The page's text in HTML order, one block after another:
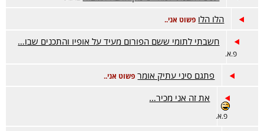
הלו הלו פשוט אני..
חשבתי לתומי ששם הפורום מעיד על אופיו והתכנים שבו…
פ.א.
פתגם סיני עתיק אומר פשוט אני..
את זה אני מכיר…
פ.א.